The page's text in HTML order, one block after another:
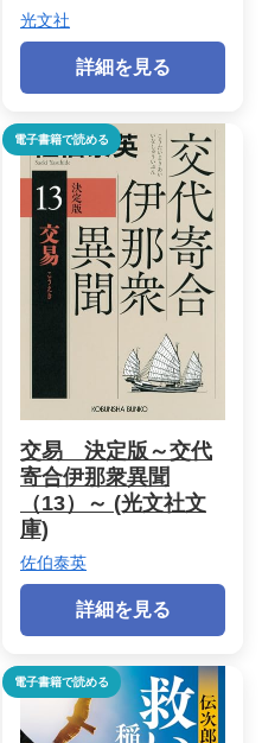
光文社
詳細を見る
電子書籍で読める
交易 決定版～交代
寄合伊那衆異聞
（13）～ (光文社文
庫)
佐伯泰英
詳細を見る
電子書籍で読める